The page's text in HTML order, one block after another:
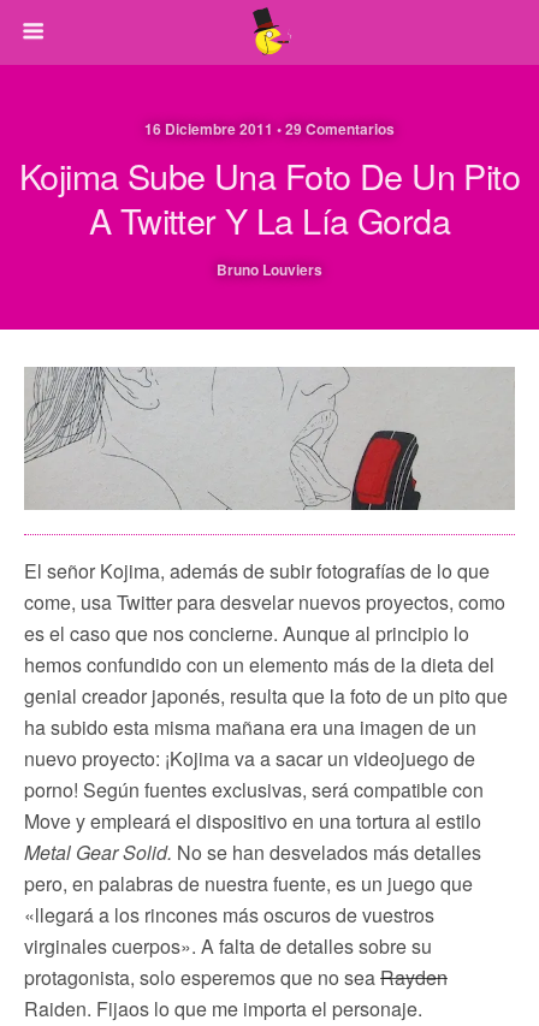
16 Diciembre 2011 • 29 Comentarios
Kojima Sube Una Foto De Un Pito
A Twitter Y La Lía Gorda
Bruno Louviers
El señor Kojima, además de subir fotografías de lo que
come, usa Twitter para desvelar nuevos proyectos, como
es el caso que nos concierne. Aunque al principio lo
hemos confundido con un elemento más de la dieta del
genial creador japonés, resulta que la foto de un pito que
ha subido esta misma mañana era una imagen de un
nuevo proyecto: ¡Kojima va a sacar un videojuego de
porno! Según fuentes exclusivas, será compatible con
Move y empleará el dispositivo en una tortura al estilo
Metal Gear Solid. No se han desvelados más detalles
pero, en palabras de nuestra fuente, es un juego que
«llegará a los rincones más oscuros de vuestros
virginales cuerpos». A falta de detalles sobre su
protagonista, solo esperemos que no seaRayden
Raiden. Fijaos lo que me importa el personaje.